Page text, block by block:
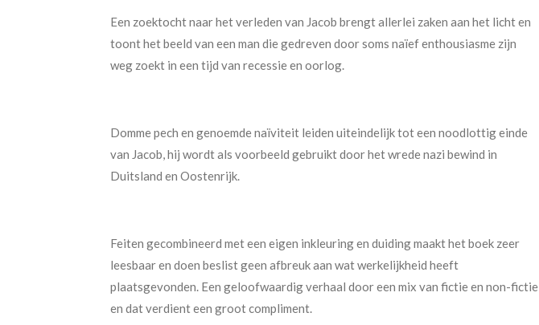
Een zoektocht naar het verleden van Jacob brengt allerlei zaken aan het licht en
toont het beeld van een man die gedreven door soms naïef enthousiasme zijn
weg zoekt in een tijd van recessie en oorlog.
Domme pech en genoemde naïviteit leiden uiteindelijk tot een noodlottig einde
van Jacob, hij wordt als voorbeeld gebruikt door het wrede nazi bewind in
Duitsland en Oostenrijk.
Feiten gecombineerd met een eigen inkleuring en duiding maakt het boek zeer
leesbaar en doen beslist geen afbreuk aan wat werkelijkheid heeft
plaatsgevonden. Een geloofwaardig verhaal door een mix van fictie en non-fictie
en dat verdient een groot compliment.